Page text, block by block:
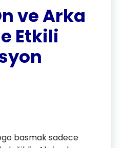
ve Arka
Etkili
basmak sadece